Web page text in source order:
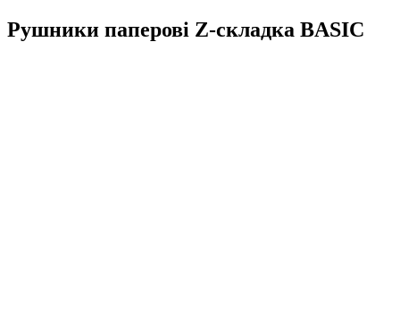
Рушники паперові Z-складка BASIC